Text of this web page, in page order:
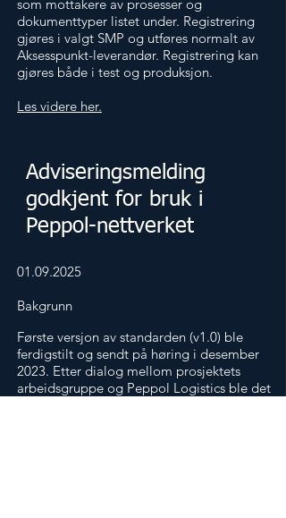
som mottakere av prosesser og
dokumenttyper listet under. Registrering
gjøres i valgt SMP og utføres normalt av
Aksesspunkt-leverandør. Registrering kan
gjøres både i test og produksjon.
Les videre her.
Adviseringsmelding
godkjent for bruk i
Peppol-nettverket
01.09.2025
Bakgrunn
Første versjon av standarden (v1.0) ble
ferdigstilt og sendt på høring i desember
2023. Etter dialog mellom prosjektets
arbeidsgruppe og Peppol Logistics ble det